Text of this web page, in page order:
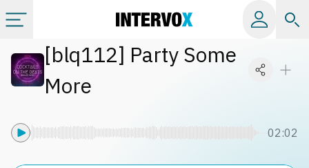
Categorie
[blq112] Party Some
More
02:02